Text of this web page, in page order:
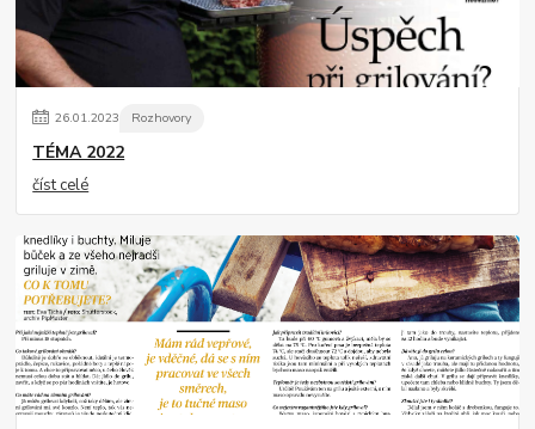
26.01.2023 Rozhovory
TÉMA 2022
číst celé